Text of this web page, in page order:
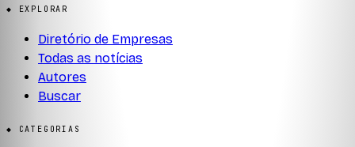
◆ EXPLORAR
Diretório de Empresas
Todas as notícias
Autores
Buscar
◆ CATEGORIAS